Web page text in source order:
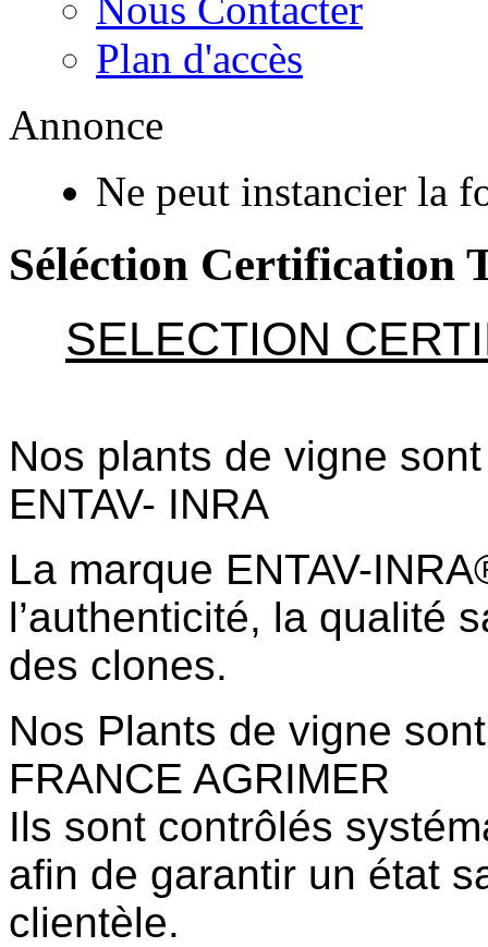
Plan d'accès
Annonce
Ne peut instancier la
Séléction Certification
SELECTION
Nos plants de vigne
ENTAV- INRA
La marque ENTAV-
l’authenticité, la qualité
des clones.
Nos Plants de vigne
FRANCE AGRIMER
Ils sont contrôlés
afin de garantir un état
clientèle.